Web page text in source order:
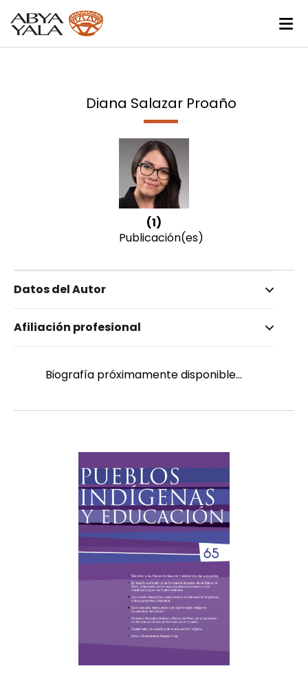
Diana Salazar Proaño
(1)
Publicación(es)
Datos del Autor
Salazar Proaño, Diana
Femenino
Afiliación profesional
Biografía próximamente disponible...